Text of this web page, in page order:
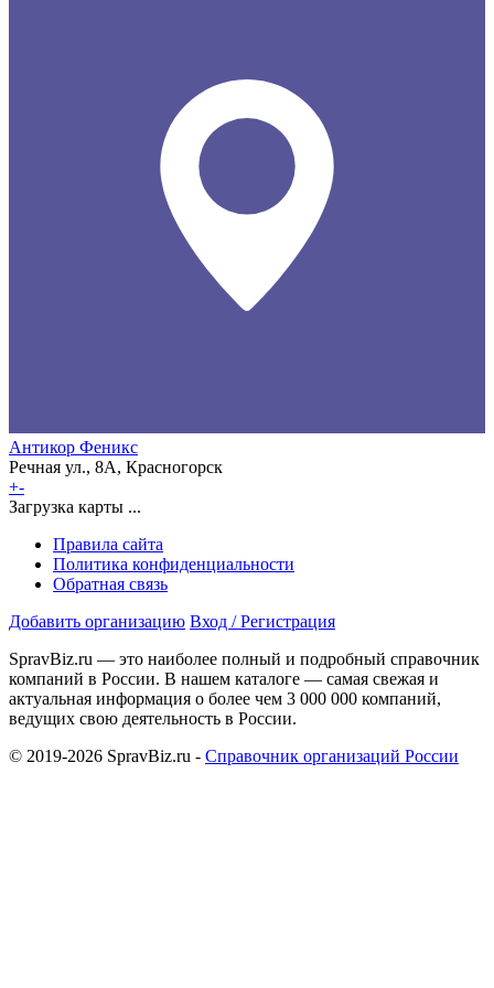
Антикор Феникс
Речная ул., 8А, Красногорск
+-
Загрузка карты ...
Правила сайта
Политика конфиденциальности
Обратная связь
Добавить организацию Вход / Регистрация
SpravBiz.ru — это наиболее полный и подробный справочник
компаний в России. В нашем каталоге — самая свежая и
актуальная информация о более чем 3 000 000 компаний,
ведущих свою деятельность в России.
© 2019-2026 SpravBiz.ru - Справочник организаций России